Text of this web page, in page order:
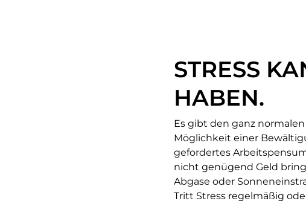
STRESS
HABEN.
Es gibt den ganz
Möglichkeit einer
gefordertes
nicht genügend Geld
Abgase oder
Tritt Stress regelmäßig